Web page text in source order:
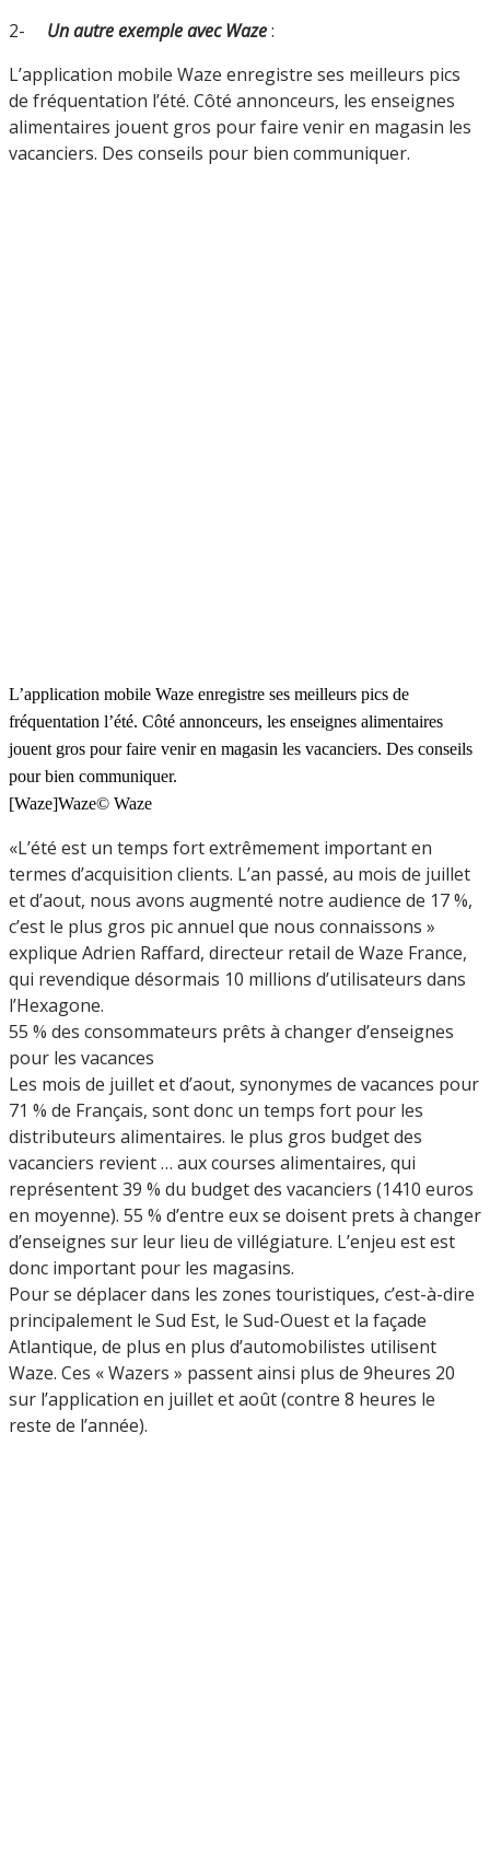
2- Un autre exemple avec Waze:
L’application mobile Waze enregistre ses meilleurs pics
de fréquentation l’été. Côté annonceurs, les enseignes
alimentaires jouent gros pour faire venir en magasin les
vacanciers. Des conseils pour bien communiquer.
L’application mobile Waze enregistre ses meilleurs pics de
fréquentation l’été. Côté annonceurs, les enseignes alimentaires
jouent gros pour faire venir en magasin les vacanciers. Des conseils
pour bien communiquer.
[Waze]Waze© Waze
«L’été est un temps fort extrêmement important en
termes d’acquisition clients. L’an passé, au mois de juillet
et d’aout, nous avons augmenté notre audience de 17 %,
c’est le plus gros pic annuel que nous connaissons »
explique Adrien Raffard, directeur retail de Waze France,
qui revendique désormais 10 millions d’utilisateurs dans
l’Hexagone.
55 % des consommateurs prêts à changer d’enseignes
pour les vacances
Les mois de juillet et d’aout, synonymes de vacances pour
71 % de Français, sont donc un temps fort pour les
distributeurs alimentaires. le plus gros budget des
vacanciers revient … aux courses alimentaires, qui
représentent 39 % du budget des vacanciers (1410 euros
en moyenne). 55 % d’entre eux se doisent prets à changer
d’enseignes sur leur lieu de villégiature. L’enjeu est est
donc important pour les magasins.
Pour se déplacer dans les zones touristiques, c’est-à-dire
principalement le Sud Est, le Sud-Ouest et la façade
Atlantique, de plus en plus d’automobilistes utilisent
Waze. Ces « Wazers » passent ainsi plus de 9heures 20
sur l’application en juillet et août (contre 8 heures le
reste de l’année).